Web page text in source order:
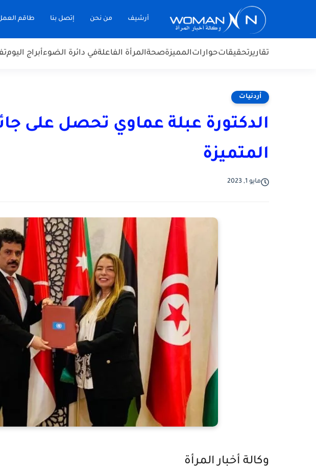
أرشيف من نحن إتصل بنا طاقم
تقاريرتحقيقاتحواراتالمميزةصحةالمرأة الفاعلةفي دائرة الضوءأبراج اليوم
أردنيات
الدكتورة عبلة عماوي تحصل على
المتميزة
مايو 1, 2023
وكالة أخبار المرأة